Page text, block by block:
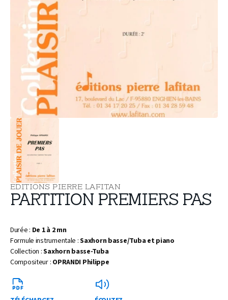
vue
EDITIONS PIERRE LAFITAN
PARTITION PREMIERS PAS
Durée : De 1 à 2 mn
Formule instrumentale :Saxhorn basse/Tuba et piano
Collection :Saxhorn basse-Tuba
Compositeur : OPRANDI Philippe